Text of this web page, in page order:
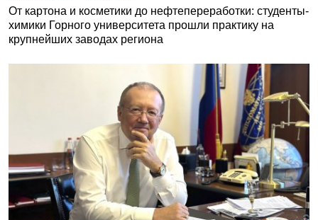
От картона и косметики до нефтепереработки: студенты-
химики Горного университета прошли практику на
крупнейших заводах региона